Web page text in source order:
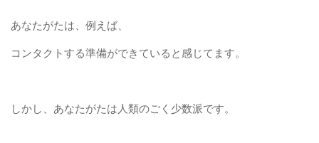
あなたがたは、例えば、
コンタクトする準備ができていると感じてます。
しかし、あなたがたは人類のごく少数派です。